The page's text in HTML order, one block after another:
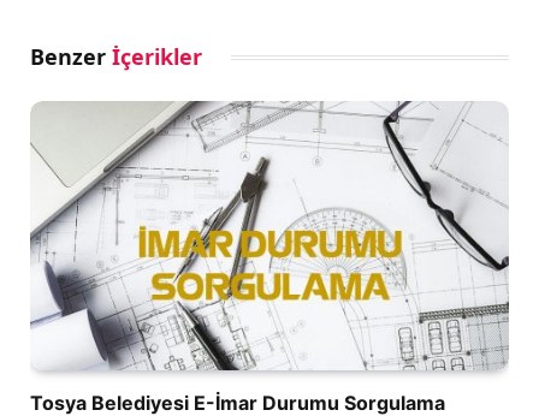
Benzer İçerikler
Tosya Belediyesi E-İmar Durumu Sorgulama